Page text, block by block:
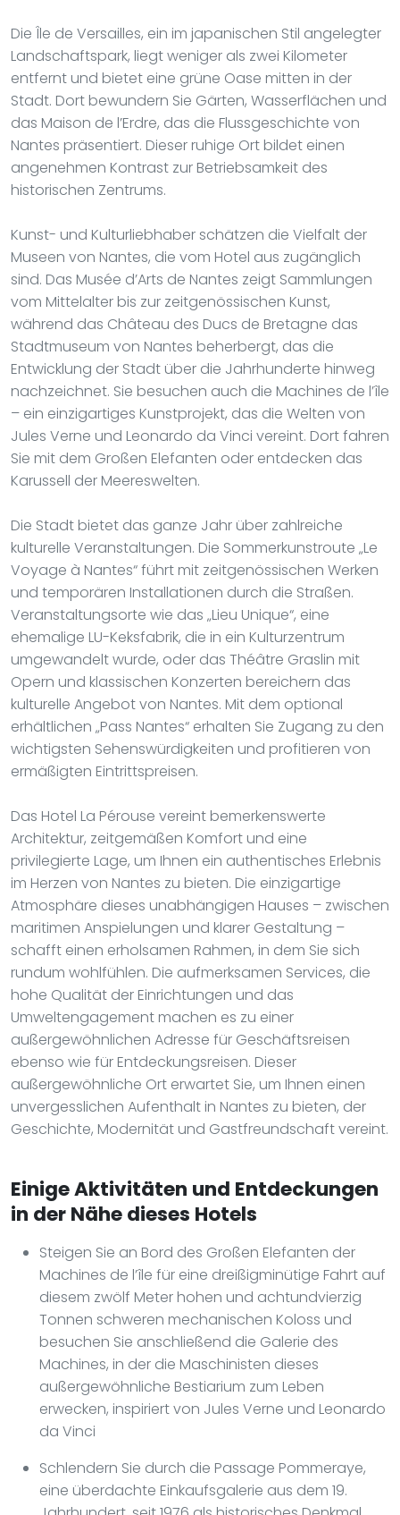
Die Île de Versailles, ein im japanischen Stil angelegter
Landschaftspark, liegt weniger als zwei Kilometer
entfernt und bietet eine grüne Oase mitten in der
Stadt. Dort bewundern Sie Gärten, Wasserflächen und
das Maison de l’Erdre, das die Flussgeschichte von
Nantes präsentiert. Dieser ruhige Ort bildet einen
angenehmen Kontrast zur Betriebsamkeit des
historischen Zentrums.
Kunst- und Kulturliebhaber schätzen die Vielfalt der
Museen von Nantes, die vom Hotel aus zugänglich
sind. Das Musée d’Arts de Nantes zeigt Sammlungen
vom Mittelalter bis zur zeitgenössischen Kunst,
während das Château des Ducs de Bretagne das
Stadtmuseum von Nantes beherbergt, das die
Entwicklung der Stadt über die Jahrhunderte hinweg
nachzeichnet. Sie besuchen auch die Machines de l’île
– ein einzigartiges Kunstprojekt, das die Welten von
Jules Verne und Leonardo da Vinci vereint. Dort fahren
Sie mit dem Großen Elefanten oder entdecken das
Karussell der Meereswelten.
Die Stadt bietet das ganze Jahr über zahlreiche
kulturelle Veranstaltungen. Die Sommerkunstroute „Le
Voyage à Nantes“ führt mit zeitgenössischen Werken
und temporären Installationen durch die Straßen.
Veranstaltungsorte wie das „Lieu Unique“, eine
ehemalige LU-Keksfabrik, die in ein Kulturzentrum
umgewandelt wurde, oder das Théâtre Graslin mit
Opern und klassischen Konzerten bereichern das
kulturelle Angebot von Nantes. Mit dem optional
erhältlichen „Pass Nantes“ erhalten Sie Zugang zu den
wichtigsten Sehenswürdigkeiten und profitieren von
ermäßigten Eintrittspreisen.
Das Hotel La Pérouse vereint bemerkenswerte
Architektur, zeitgemäßen Komfort und eine
privilegierte Lage, um Ihnen ein authentisches Erlebnis
im Herzen von Nantes zu bieten. Die einzigartige
Atmosphäre dieses unabhängigen Hauses – zwischen
maritimen Anspielungen und klarer Gestaltung –
schafft einen erholsamen Rahmen, in dem Sie sich
rundum wohlfühlen. Die aufmerksamen Services, die
hohe Qualität der Einrichtungen und das
Umweltengagement machen es zu einer
außergewöhnlichen Adresse für Geschäftsreisen
ebenso wie für Entdeckungsreisen. Dieser
außergewöhnliche Ort erwartet Sie, um Ihnen einen
unvergesslichen Aufenthalt in Nantes zu bieten, der
Geschichte, Modernität und Gastfreundschaft vereint.
Einige Aktivitäten und Entdeckungen
in der Nähe dieses Hotels
Steigen Sie an Bord des Großen Elefanten der
Machines de l’île für eine dreißigminütige Fahrt auf
diesem zwölf Meter hohen und achtundvierzig
Tonnen schweren mechanischen Koloss und
besuchen Sie anschließend die Galerie des
Machines, in der die Maschinisten dieses
außergewöhnliche Bestiarium zum Leben
erwecken, inspiriert von Jules Verne und Leonardo
da Vinci
Schlendern Sie durch die Passage Pommeraye,
eine überdachte Einkaufsgalerie aus dem 19.